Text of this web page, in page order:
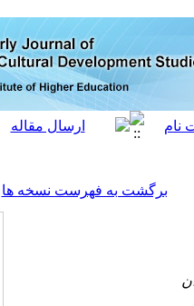
برگشت به فهرست نسخه ها